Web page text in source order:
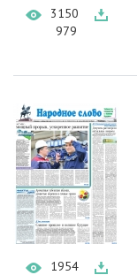
3150
979
1954